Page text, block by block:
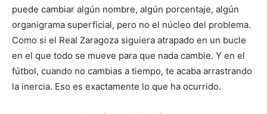
puede cambiar algún nombre, algún porcentaje, algún
organigrama superficial, pero no el núcleo del problema.
Como si el Real Zaragoza siguiera atrapado en un bucle
en el que todo se mueve para que nada cambie. Y en el
fútbol, cuando no cambias a tiempo, te acaba arrastrando
la inercia. Eso es exactamente lo que ha ocurrido.